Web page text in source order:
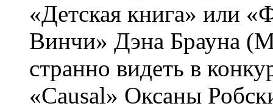
«Детская книга» или
Винчи» Дэна Брауна
странно видеть в
«Causal» Оксаны